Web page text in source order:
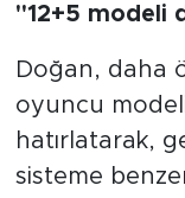
"12+5 modeli
Doğan, daha
oyuncu
hatırlatarak,
sisteme